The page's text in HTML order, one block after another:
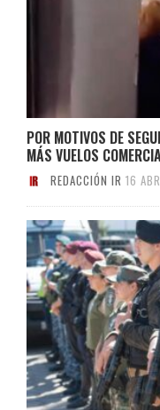
POR MOTIVOS DE
MÁS VUELOS
REDACCIÓN IR 16